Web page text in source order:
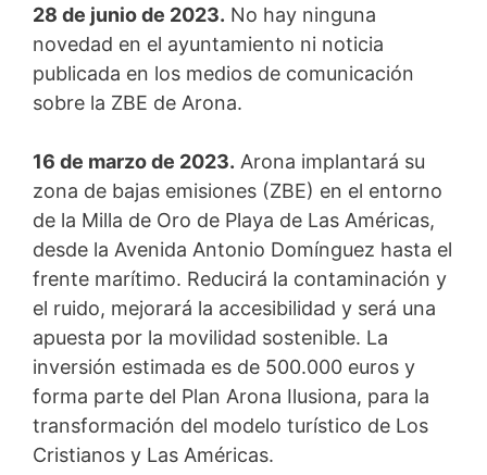
28 de junio de 2023. No hay ninguna
novedad en el ayuntamiento ni noticia
publicada en los medios de comunicación
sobre la ZBE de Arona.
16 de marzo de 2023. Arona implantará su
zona de bajas emisiones (ZBE) en el entorno
de la Milla de Oro de Playa de Las Américas,
desde la Avenida Antonio Domínguez hasta el
frente marítimo. Reducirá la contaminación y
el ruido, mejorará la accesibilidad y será una
apuesta por la movilidad sostenible. La
inversión estimada es de 500.000 euros y
forma parte del Plan Arona Ilusiona, para la
transformación del modelo turístico de Los
Cristianos y Las Américas.